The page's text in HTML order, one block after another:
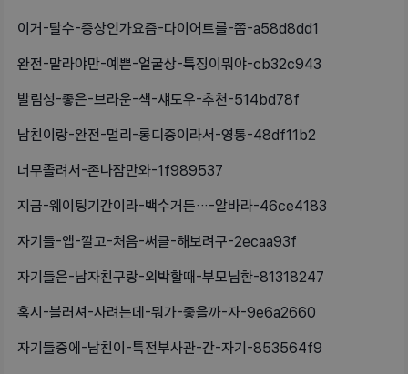
이거-탈수-증상인가요즘-다이어트를-쫌-a58d8dd1
완전-말라야만-예쁜-얼굴상-특징이뭐야-cb32c943
발림성-좋은-브라운-색-섀도우-추천-514bd78f
남친이랑-완전-멀리-롱디중이라서-영통-48df11b2
너무졸려서-존나잠만와-1f989537
지금-웨이팅기간이라-백수거든…-알바라-46ce4183
자기들-앱-깔고-처음-써클-해보려구-2ecaa93f
자기들은-남자친구랑-외박할때-부모님한-81318247
혹시-블러셔-사려는데-뭐가-좋을까-자-9e6a2660
자기들중에-남친이-특전부사관-간-자기-853564f9